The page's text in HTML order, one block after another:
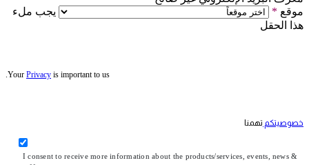
موقع *
يجب ملء
هذا الحقل
Your Privacy is important to us.
خصوصيتكم تهمنا
I consent to receive more information about the products/services, events, news &